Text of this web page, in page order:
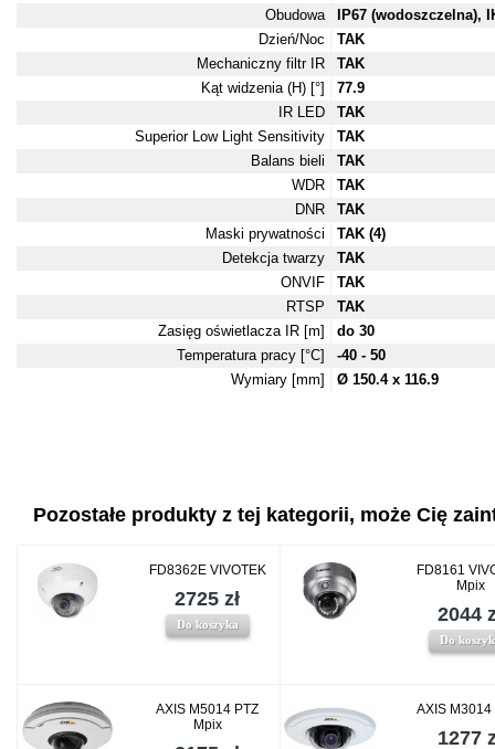
Obudowa
IP67 (wodoszczelna),
Dzień/Noc
TAK
Mechaniczny filtr IR
TAK
Kąt widzenia (H) [°]
77.9
IR LED
TAK
Superior Low Light Sensitivity
TAK
Balans bieli
TAK
WDR
TAK
DNR
TAK
Maski prywatności
TAK (4)
Detekcja twarzy
TAK
ONVIF
TAK
RTSP
TAK
Zasięg oświetlacza IR [m]
do 30
Temperatura pracy [°C]
-40 - 50
Wymiary [mm]
Ø 150.4 x 116.9
Pozostałe produkty z tej kategorii, może Cię
FD8362E VIVOTEK
2725 zł
Do koszyka
FD8161
Mpix
2044
Do
AXIS M5014 PTZ
Mpix
AXIS
1277